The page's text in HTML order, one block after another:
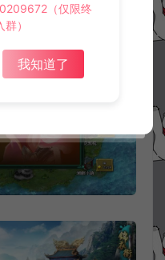
（仅限终
）
我知道了